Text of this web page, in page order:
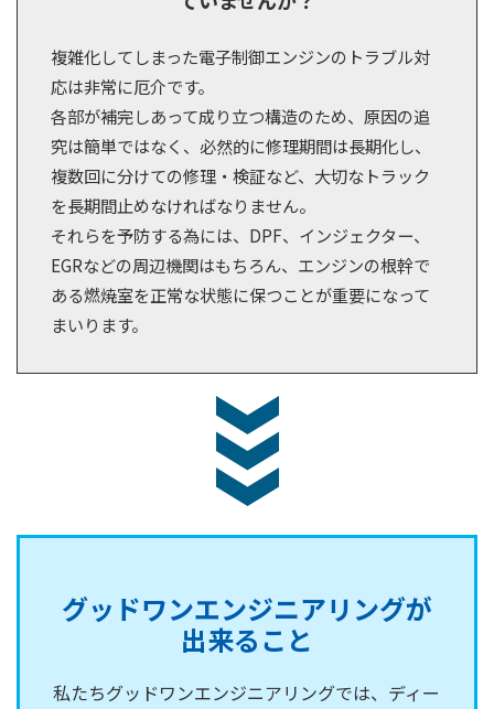
複雑化してしまった電子制御エンジンのトラブル対
応は非常に厄介です。
各部が補完しあって成り立つ構造のため、原因の追
究は簡単ではなく、必然的に修理期間は長期化し、
複数回に分けての修理・検証など、大切なトラック
を長期間止めなければなりません。
それらを予防する為には、DPF、インジェクター、
EGRなどの周辺機関はもちろん、エンジンの根幹で
ある燃焼室を正常な状態に保つことが重要になって
まいります。
グッドワンエンジニアリングが
出来ること
私たちグッドワンエンジニアリングでは、ディー